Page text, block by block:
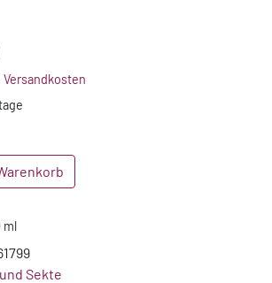
Versandkosten
ml
Sekte